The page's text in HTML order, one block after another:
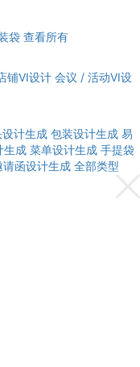
袋 查看所有
铺VI设计 会议 / 活动VI设
设计生成 包装设计生成 易
生成 菜单设计生成 手提袋
请函设计生成 全部类型